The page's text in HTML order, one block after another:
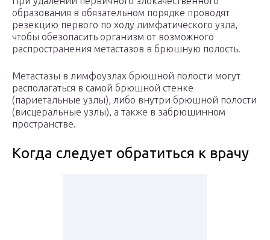
образования в обязательном порядке проводят
резекцию первого по ходу лимфатического узла,
чтобы обезопасить организм от возможного
распространения метастазов в брюшную полость.
Метастазы в лимфоузлах брюшной полости могут
располагаться в самой брюшной стенке
(париетальные узлы), либо внутри брюшной полости
(висцеральные узлы), а также в забрюшинном
пространстве.
Когда следует обратиться к врачу